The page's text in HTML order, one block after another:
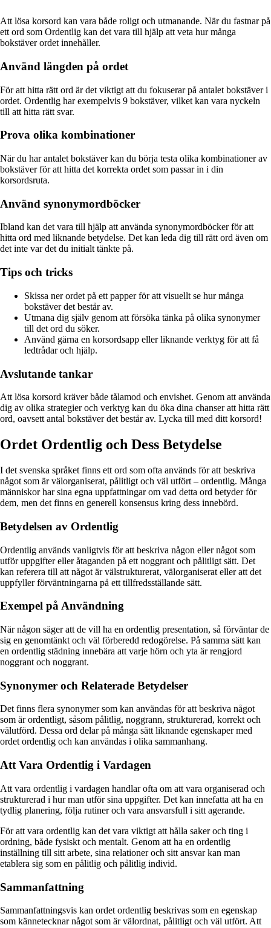
Att lösa korsord kan vara både roligt och utmanande. När du fastnar på
ett ord som Ordentlig kan det vara till hjälp att veta hur många
bokstäver ordet innehåller.
Använd längden på ordet
För att hitta rätt ord är det viktigt att du fokuserar på antalet bokstäver i
ordet. Ordentlig har exempelvis 9 bokstäver, vilket kan vara nyckeln
till att hitta rätt svar.
Prova olika kombinationer
När du har antalet bokstäver kan du börja testa olika kombinationer av
bokstäver för att hitta det korrekta ordet som passar in i din
korsordsruta.
Använd synonymordböcker
Ibland kan det vara till hjälp att använda synonymordböcker för att
hitta ord med liknande betydelse. Det kan leda dig till rätt ord även om
det inte var det du initialt tänkte på.
Tips och tricks
Skissa ner ordet på ett papper för att visuellt se hur många
bokstäver det består av.
Utmana dig själv genom att försöka tänka på olika synonymer
till det ord du söker.
Använd gärna en korsordsapp eller liknande verktyg för att få
ledtrådar och hjälp.
Avslutande tankar
Att lösa korsord kräver både tålamod och envishet. Genom att använda
dig av olika strategier och verktyg kan du öka dina chanser att hitta rätt
ord, oavsett antal bokstäver det består av. Lycka till med ditt korsord!
Ordet Ordentlig och Dess Betydelse
I det svenska språket finns ett ord som ofta används för att beskriva
något som är välorganiserat, pålitligt och väl utfört – ordentlig. Många
människor har sina egna uppfattningar om vad detta ord betyder för
dem, men det finns en generell konsensus kring dess innebörd.
Betydelsen av Ordentlig
Ordentlig används vanligtvis för att beskriva någon eller något som
utför uppgifter eller åtaganden på ett noggrant och pålitligt sätt. Det
kan referera till att något är välstrukturerat, välorganiserat eller att det
uppfyller förväntningarna på ett tillfredsställande sätt.
Exempel på Användning
När någon säger att de vill ha en ordentlig presentation, så förväntar de
sig en genomtänkt och väl förberedd redogörelse. På samma sätt kan
en ordentlig städning innebära att varje hörn och yta är rengjord
noggrant och noggrant.
Synonymer och Relaterade Betydelser
Det finns flera synonymer som kan användas för att beskriva något
som är ordentligt, såsom pålitlig, noggrann, strukturerad, korrekt och
välutförd. Dessa ord delar på många sätt liknande egenskaper med
ordet ordentlig och kan användas i olika sammanhang.
Att Vara Ordentlig i Vardagen
Att vara ordentlig i vardagen handlar ofta om att vara organiserad och
strukturerad i hur man utför sina uppgifter. Det kan innefatta att ha en
tydlig planering, följa rutiner och vara ansvarsfull i sitt agerande.
För att vara ordentlig kan det vara viktigt att hålla saker och ting i
ordning, både fysiskt och mentalt. Genom att ha en ordentlig
inställning till sitt arbete, sina relationer och sitt ansvar kan man
etablera sig som en pålitlig och pålitlig individ.
Sammanfattning
Sammanfattningsvis kan ordet ordentlig beskrivas som en egenskap
som kännetecknar något som är välordnat, pålitligt och väl utfört. Att